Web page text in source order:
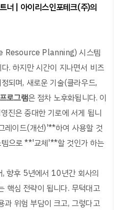
| 아이리스인포테크(주)의
Resource Planning)시스템
.하지만 시간이 지나면서 비즈
되며, 새로운 기술(클라우드,
프로그램은 점차 노후화됩니다. 이
진은 중대한 기로에 서게 됩니
레이드(개선)'**하여 사용할 것
으로**'교체'**할 것인가 하는
,향후 5년에서 10년간 회사의
핵심 전략이 됩니다. 무턱대고
과 위험 부담이 크고, 그렇다고